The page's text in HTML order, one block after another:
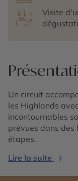
Visite
Un circuit
les Highlands
incontournables
prévues dans des
étapes.
Lire la suite